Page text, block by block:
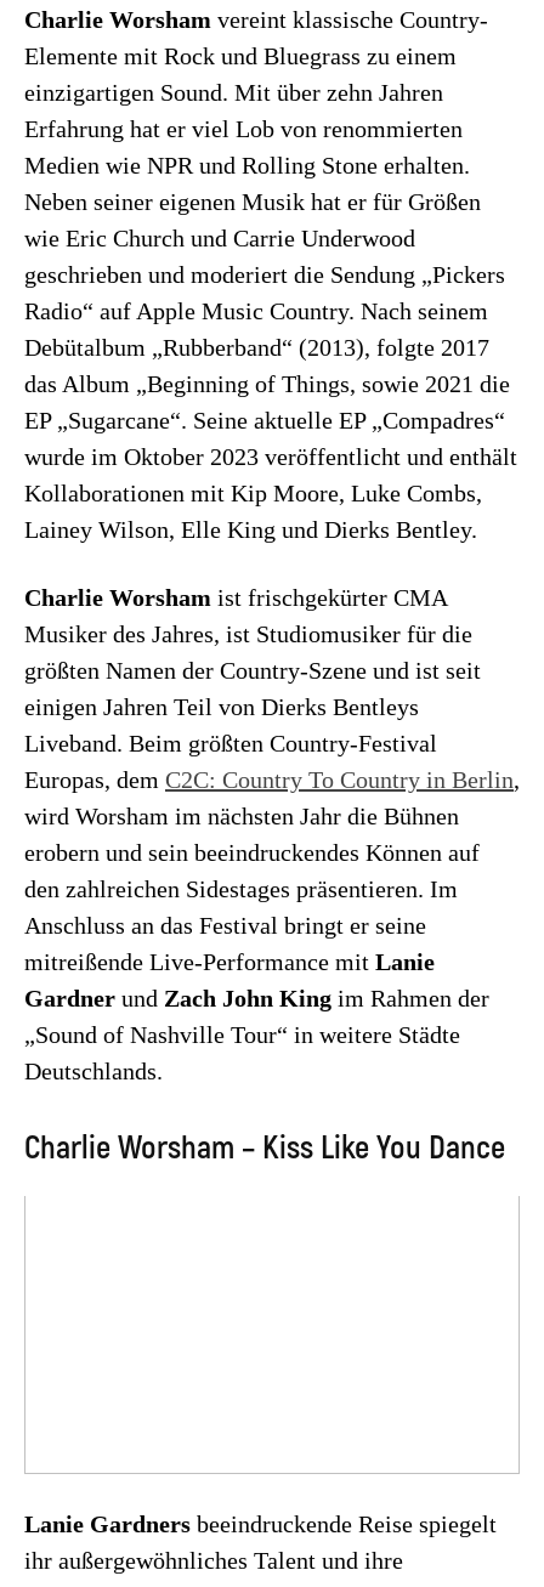
Charlie Worsham vereint klassische Country-
Elemente mit Rock und Bluegrass zu einem
einzigartigen Sound. Mit über zehn Jahren
Erfahrung hat er viel Lob von renommierten
Medien wie NPR und Rolling Stone erhalten.
Neben seiner eigenen Musik hat er für Größen
wie Eric Church und Carrie Underwood
geschrieben und moderiert die Sendung „Pickers
Radio“ auf Apple Music Country. Nach seinem
Debütalbum „Rubberband“ (2013), folgte 2017
das Album „Beginning of Things, sowie 2021 die
EP „Sugarcane“. Seine aktuelle EP „Compadres“
wurde im Oktober 2023 veröffentlicht und enthält
Kollaborationen mit Kip Moore, Luke Combs,
Lainey Wilson, Elle King und Dierks Bentley.
Charlie Worsham ist frischgekürter CMA
Musiker des Jahres, ist Studiomusiker für die
größten Namen der Country-Szene und ist seit
einigen Jahren Teil von Dierks Bentleys
Liveband. Beim größten Country-Festival
Europas, dem C2C: Country To Country in Berlin,
wird Worsham im nächsten Jahr die Bühnen
erobern und sein beeindruckendes Können auf
den zahlreichen Sidestages präsentieren. Im
Anschluss an das Festival bringt er seine
mitreißende Live-Performance mit Lanie
Gardner und Zach John King im Rahmen der
„Sound of Nashville Tour“ in weitere Städte
Deutschlands.
Charlie Worsham – Kiss Like You Dance
Lanie Gardners beeindruckende Reise spiegelt
ihr außergewöhnliches Talent und ihre